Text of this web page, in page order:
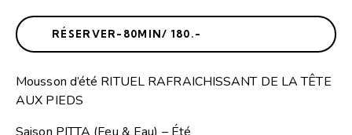
RÉSERVER-80MIN/ 180.-
Mousson d’été RITUEL RAFRAICHISSANT DE LA TÊTE
AUX PIEDS